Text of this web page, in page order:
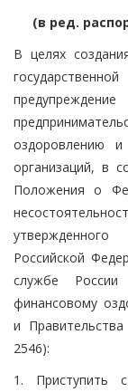
(в ред.
В целях
оздоровлению и
организаций, в
Положения о
Российской
службе
финансовому
и
2546):
1. Приступить